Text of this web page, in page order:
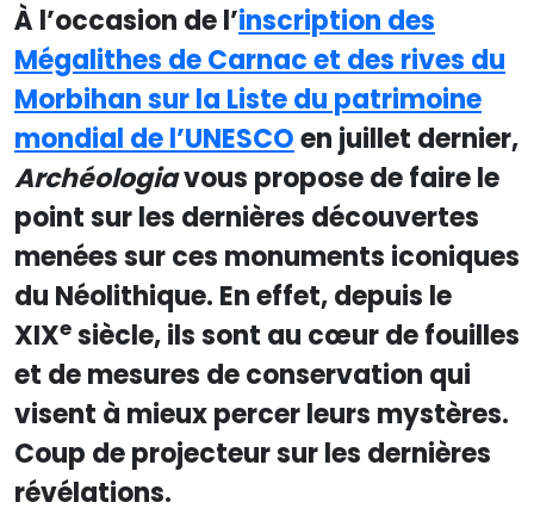
À l’occasion de l’inscription des
Mégalithes de Carnac et des rives du
Morbihan sur la Liste du patrimoine
mondial de l’UNESCOen juillet dernier,
Archéologiavous propose de faire le
point sur les dernières découvertes
menées sur ces monuments iconiques
du Néolithique. En effet, depuis le
XIXe siècle, ils sont au cœur de fouilles
et de mesures de conservation qui
visent à mieux percer leurs mystères.
Coup de projecteur sur les dernières
révélations.